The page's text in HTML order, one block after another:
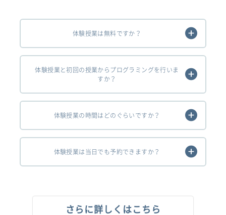
体験授業は無料ですか？
体験授業と初回の授業からプログラミングを行いま
すか？
体験授業の時間はどのぐらいですか？
体験授業は当日でも予約できますか？
さらに詳しくはこちら